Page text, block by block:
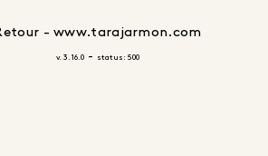
- www.tarajarmon.com
v. 3.16.0 - status: 500